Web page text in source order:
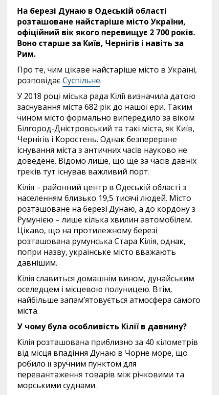
На березі Дунаю в Одеській області
розташоване найстаріше місто України,
офіційний вік якого перевищує 2 700 років.
Воно старше за Київ, Чернігів і навіть за
Рим.
Про те, чим цікаве найстаріше місто в Україні,
розповідаєСуспільне.
У 2018 році міська рада Кілії визначила датою
заснування міста 682 рік до нашої ери. Таким
чином місто формально випередило за віком
Білгород-Дністровський та такі міста, як Київ,
Чернігів і Коростень. Однак безперервне
існування міста з античних часів науково не
доведене. Відомо лише, що ще за часів давніх
греків тут існував важливий порт.
Кілія – районний центр в Одеській області з
населенням близько 19,5 тисячі людей. Місто
розташоване на березі Дунаю, а до кордону з
Румунією – лише кілька хвилин автомобілем.
Цікаво, що на протилежному березі
розташована румунська Стара Кілія, однак,
попри назву, українське місто вважають
давнішим.
Кілія славиться домашнім вином, дунайським
оселедцем і місцевою полуницею. Втім,
найбільше запам’ятовується атмосфера самого
міста.
У чому була особливість Кілії в давнину?
Кілія розташована приблизно за 40 кілометрів
від місця впадіння Дунаю в Чорне море, що
робило її зручним пунктом для
перевантаження товарів між річковими та
морськими суднами.